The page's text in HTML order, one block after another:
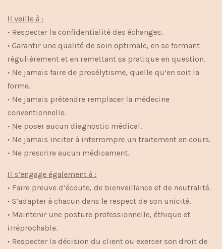
Il veille à :
• Respecter la confidentialité des échanges.
• Garantir une qualité de soin optimale, en se formant
régulièrement et en remettant sa pratique en question.
• Ne jamais faire de prosélytisme, quelle qu’en soit la
forme.
• Ne jamais prétendre remplacer la médecine
conventionnelle.
• Ne poser aucun diagnostic médical.
• Ne jamais inciter à interrompre un traitement en cours.
• Ne prescrire aucun médicament.
Il s’engage également à :
• Faire preuve d’écoute, de bienveillance et de neutralité.
• S’adapter à chacun dans le respect de son unicité.
• Maintenir une posture professionnelle, éthique et
irréprochable.
• Respecter la décision du client ou exercer son droit de